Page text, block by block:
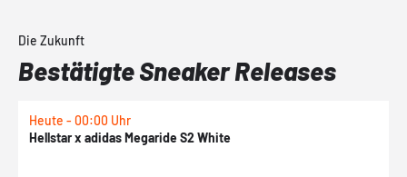
Die Zukunft
Bestätigte Sneaker Releases
Heute - 00:00 Uhr
Hellstar x adidas Megaride S2 White